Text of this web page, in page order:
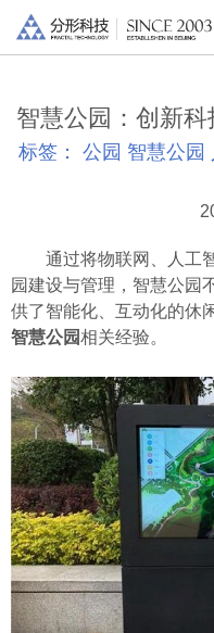
智慧公园：创新
标签： 公园 智慧公园
通过将物联网、人工智
园建设与管理，智慧公园
供了智能化、互动化的休
智慧公园相关经验。